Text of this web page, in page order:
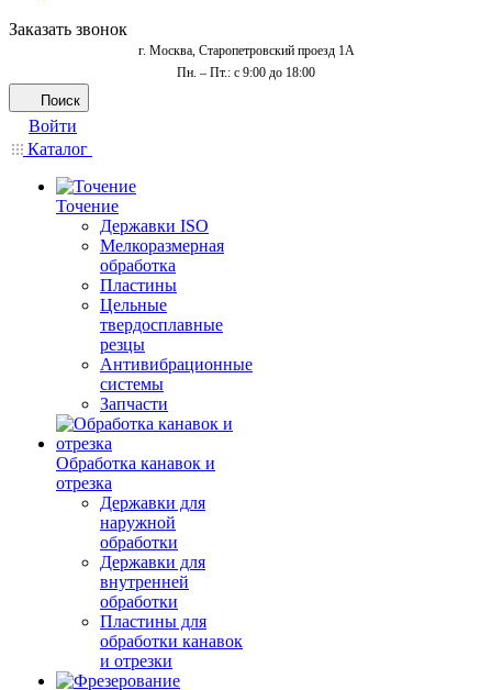
Заказать звонок
г. Москва, Старопетровский проезд 1А
Пн. – Пт.: с 9:00 до 18:00
Поиск
Войти
Каталог
Точение
Державки ISO
Мелкоразмерная
обработка
Пластины
Цельные
твердосплавные
резцы
Антивибрационные
системы
Запчасти
Обработка канавок и
отрезка
Державки для
наружной
обработки
Державки для
внутренней
обработки
Пластины для
обработки канавок
и отрезки